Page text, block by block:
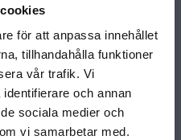
för att anpassa innehållet
tillhandahålla funktioner
vår trafik. Vi
och annan
sociala medier och
vi samarbetar med.